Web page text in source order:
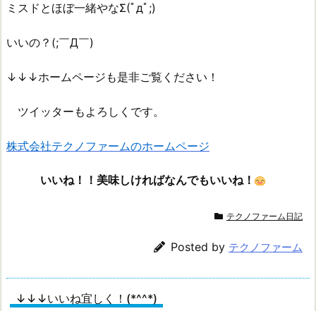
ミスドとほぼ一緒やなΣ(ﾟдﾟ;)
いいの？(;￣Д￣)
↓↓↓ホームページも是非ご覧ください！
ツイッターもよろしくです。
株式会社テクノファームのホームページ
いいね！！美味しければなんでもいいね！
テクノファーム日記
Posted by テクノファーム
↓↓↓いいね宜しく！(*^^*)